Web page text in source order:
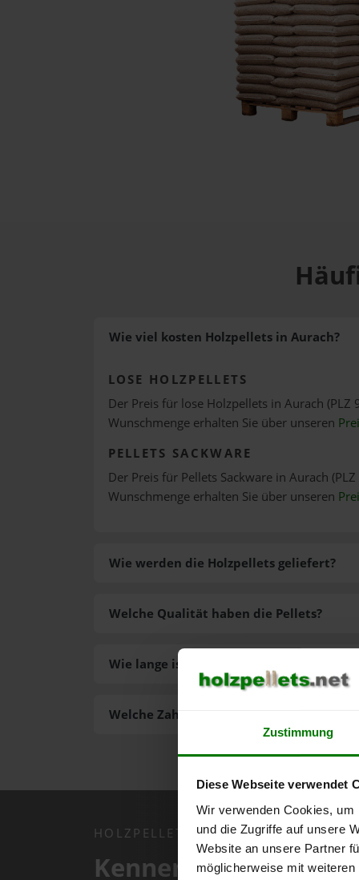
Zustimmung
Diese Webseite verwendet
Wir verwenden Cookies,
und die Zugriffe auf unsere
Website an unsere Partner
möglicherweise mit
Wie viel kosten Holzpellets in Aurach?
LOSE HOLZPELLETS
Der Preis für lose Holzpellets in Aurach (PLZ
Wunschmenge erhalten Sie über unseren
PELLETS SACKWARE
Der Preis für Pellets Sackware in Aurach
Wunschmenge erhalten Sie über unseren
Wie werden die Holzpellets geliefert?
Welche Zahlungsarten gibt es?
Welche Qualität haben die Pellets?
Wie lange ist die Lieferzeit der Pellets?
HOLZPELLETS.NET APP
Kennen Sie schon